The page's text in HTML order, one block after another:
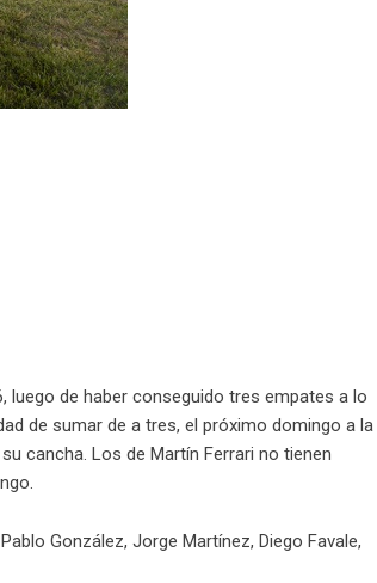
de haber conseguido tres empates a lo
de sumar de a tres, el próximo domingo a la
cancha. Los de Martín Ferrari no tienen
González, Jorge Martínez, Diego Favale,